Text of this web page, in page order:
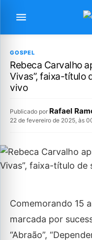
GOSPEL
Rebeca Carvalho
Vivas”, faixa-título
vivo
Publicado por Rafael
22 de fevereiro de 2025, às
Comemorando 15
marcada por
“Abraão”,